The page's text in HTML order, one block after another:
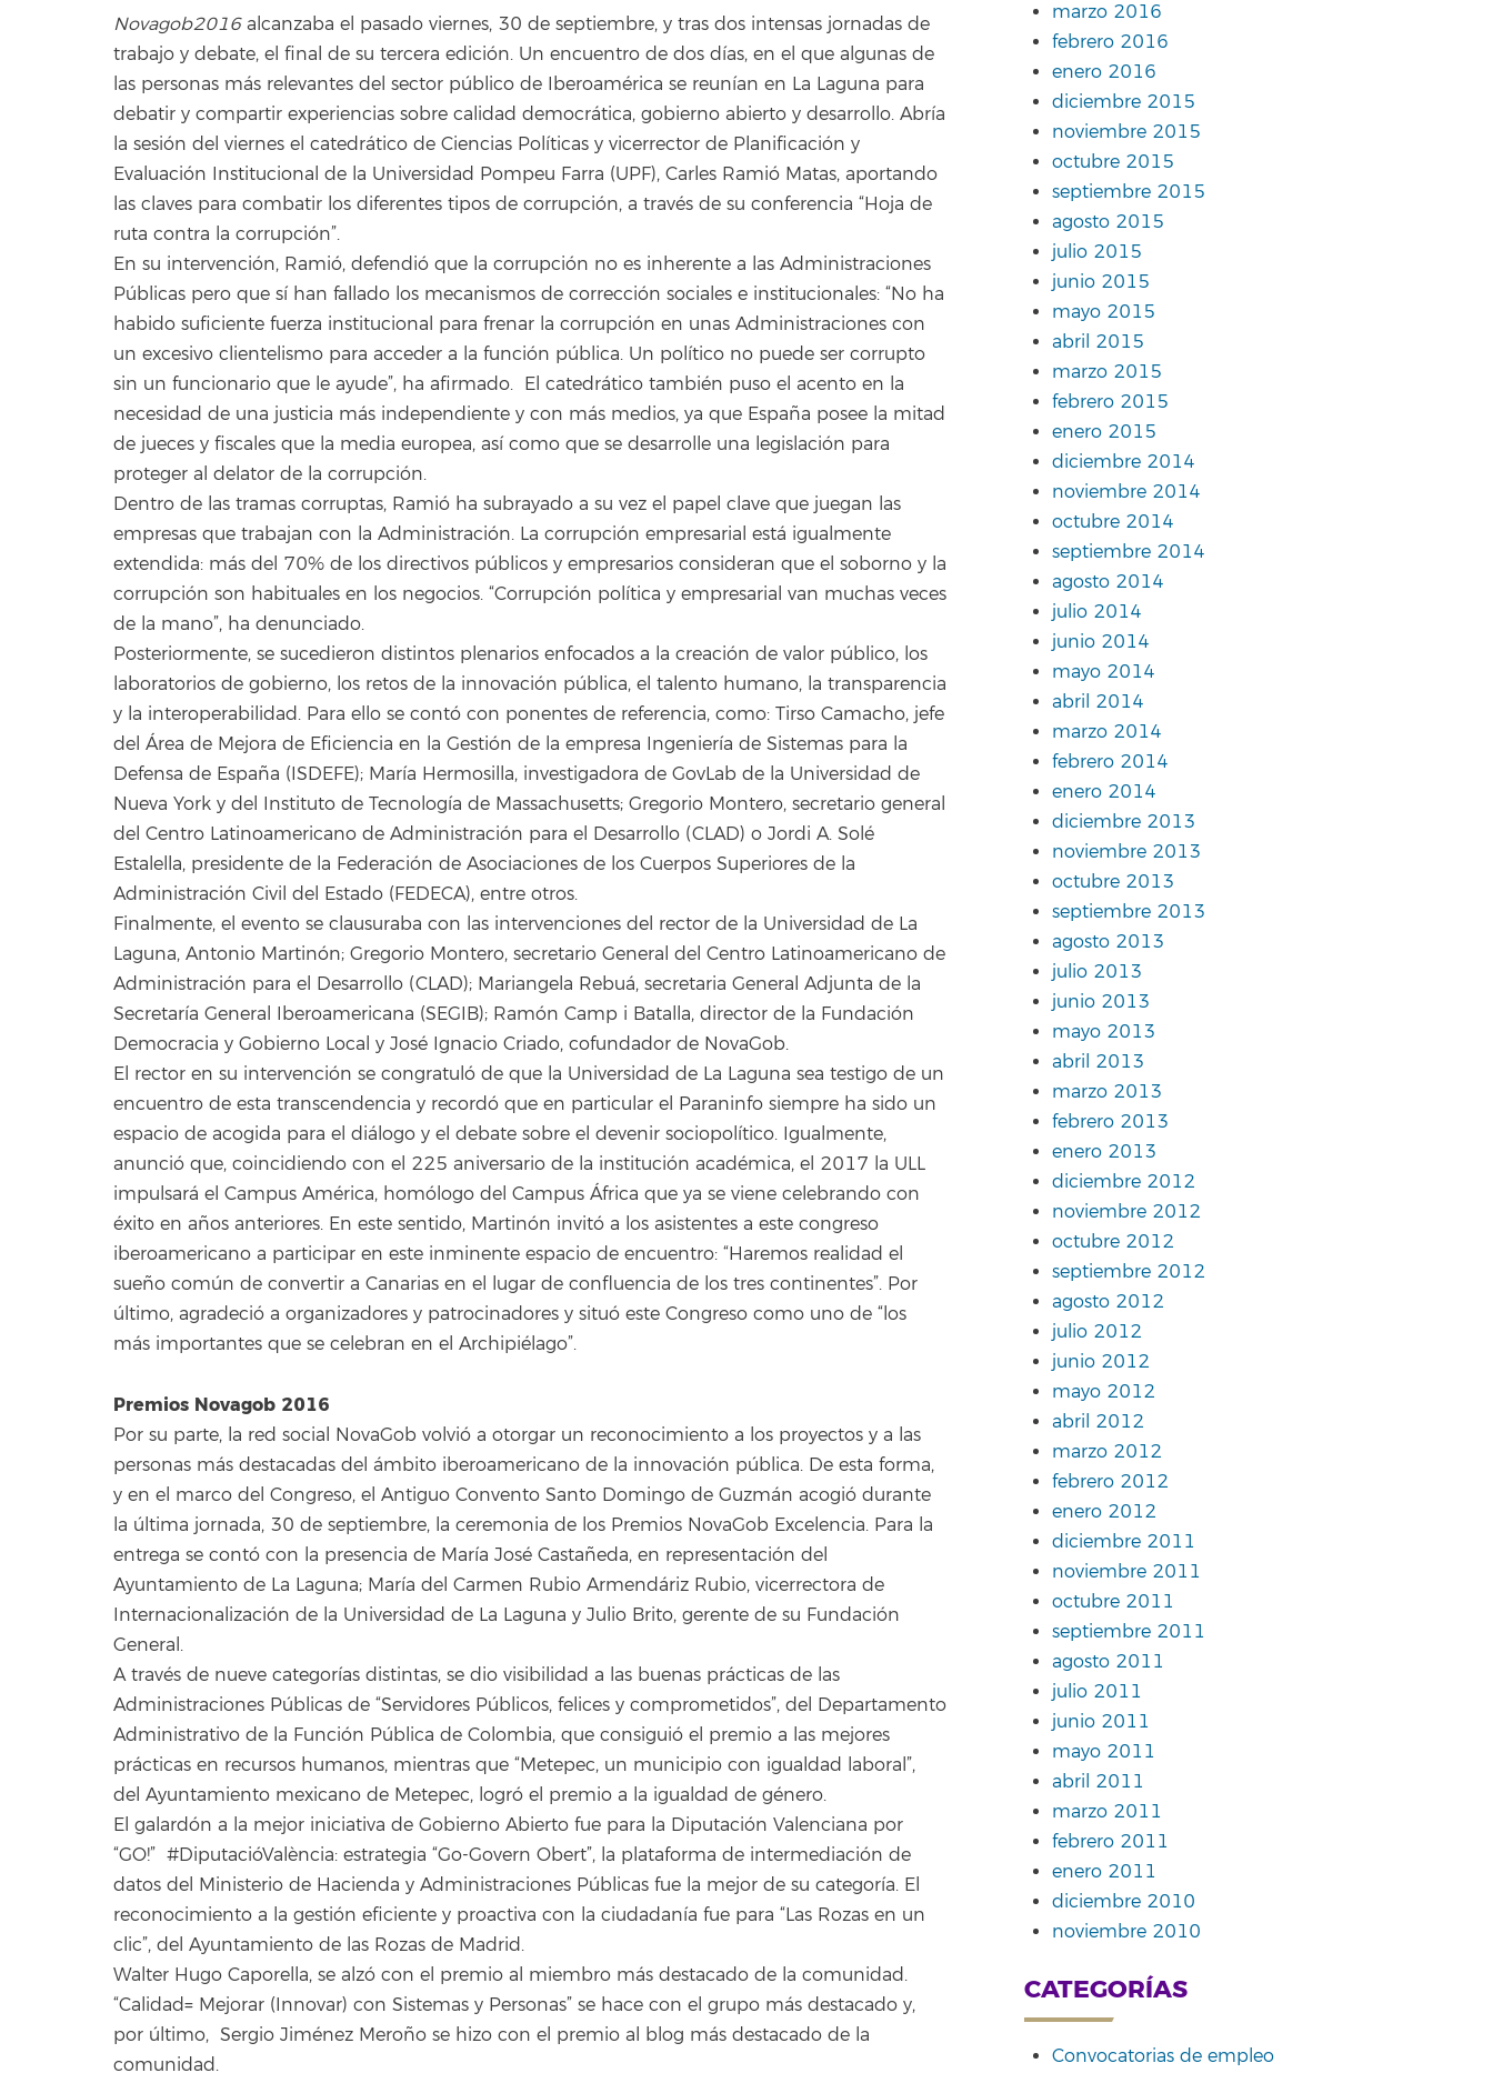
Novagob2016alcanzaba el pasado viernes, 30 de septiembre, y tras dos intensas jornadas de
trabajo y debate, el final de su tercera edición. Un encuentro de dos días, en el que algunas de
las personas más relevantes del sector público de Iberoamérica se reunían en La Laguna para
debatir y compartir experiencias sobre calidad democrática, gobierno abierto y desarrollo. Abría
la sesión del viernes el catedrático de Ciencias Políticas y vicerrector de Planificación y
Evaluación Institucional de la Universidad Pompeu Farra (UPF), Carles Ramió Matas, aportando
las claves para combatir los diferentes tipos de corrupción, a través de su conferencia “Hoja de
ruta contra la corrupción”.
En su intervención, Ramió, defendió que la corrupción no es inherente a las Administraciones
Públicas pero que sí han fallado los mecanismos de corrección sociales e institucionales: “No ha
habido suficiente fuerza institucional para frenar la corrupción en unas Administraciones con
un excesivo clientelismo para acceder a la función pública. Un político no puede ser corrupto
sin un funcionario que le ayude”, ha afirmado. El catedrático también puso el acento en la
necesidad de una justicia más independiente y con más medios, ya que España posee la mitad
de jueces y fiscales que la media europea, así como que se desarrolle una legislación para
proteger al delator de la corrupción.
Dentro de las tramas corruptas, Ramió ha subrayado a su vez el papel clave que juegan las
empresas que trabajan con la Administración. La corrupción empresarial está igualmente
extendida: más del 70% de los directivos públicos y empresarios consideran que el soborno y la
corrupción son habituales en los negocios. “Corrupción política y empresarial van muchas veces
de la mano”, ha denunciado.
Posteriormente, se sucedieron distintos plenarios enfocados a la creación de valor público, los
laboratorios de gobierno, los retos de la innovación pública, el talento humano, la transparencia
y la interoperabilidad. Para ello se contó con ponentes de referencia, como: Tirso Camacho, jefe
del Área de Mejora de Eficiencia en la Gestión de la empresa Ingeniería de Sistemas para la
Defensa de España (ISDEFE); María Hermosilla, investigadora de GovLab de la Universidad de
Nueva York y del Instituto de Tecnología de Massachusetts; Gregorio Montero, secretario general
del Centro Latinoamericano de Administración para el Desarrollo (CLAD) o Jordi A. Solé
Estalella, presidente de la Federación de Asociaciones de los Cuerpos Superiores de la
Administración Civil del Estado (FEDECA), entre otros.
Finalmente, el evento se clausuraba con las intervenciones del rector de la Universidad de La
Laguna, Antonio Martinón; Gregorio Montero, secretario General del Centro Latinoamericano de
Administración para el Desarrollo (CLAD); Mariangela Rebuá, secretaria General Adjunta de la
Secretaría General Iberoamericana (SEGIB); Ramón Camp i Batalla, director de la Fundación
Democracia y Gobierno Local y José Ignacio Criado, cofundador de NovaGob.
El rector en su intervención se congratuló de que la Universidad de La Laguna sea testigo de un
encuentro de esta transcendencia y recordó que en particular el Paraninfo siempre ha sido un
espacio de acogida para el diálogo y el debate sobre el devenir sociopolítico. Igualmente,
anunció que, coincidiendo con el 225 aniversario de la institución académica, el 2017 la ULL
impulsará el Campus América, homólogo del Campus África que ya se viene celebrando con
éxito en años anteriores. En este sentido, Martinón invitó a los asistentes a este congreso
iberoamericano a participar en este inminente espacio de encuentro: “Haremos realidad el
sueño común de convertir a Canarias en el lugar de confluencia de los tres continentes”. Por
último, agradeció a organizadores y patrocinadores y situó este Congreso como uno de “los
más importantes que se celebran en el Archipiélago”.
Premios Novagob 2016
Por su parte, la red social NovaGob volvió a otorgar un reconocimiento a los proyectos y a las
personas más destacadas del ámbito iberoamericano de la innovación pública. De esta forma,
y en el marco del Congreso, el Antiguo Convento Santo Domingo de Guzmán acogió durante
la última jornada, 30 de septiembre, la ceremonia de los Premios NovaGob Excelencia. Para la
entrega se contó con la presencia de María José Castañeda, en representación del
Ayuntamiento de La Laguna; María del Carmen Rubio Armendáriz Rubio, vicerrectora de
Internacionalización de la Universidad de La Laguna y Julio Brito, gerente de su Fundación
General.
A través de nueve categorías distintas, se dio visibilidad a las buenas prácticas de las
Administraciones Públicas de “Servidores Públicos, felices y comprometidos”, del Departamento
Administrativo de la Función Pública de Colombia, que consiguió el premio a las mejores
prácticas en recursos humanos, mientras que “Metepec, un municipio con igualdad laboral”,
del Ayuntamiento mexicano de Metepec, logró el premio a la igualdad de género.
El galardón a la mejor iniciativa de Gobierno Abierto fue para la Diputación Valenciana por
“GO!” #DiputacióValència: estrategia “Go-Govern Obert”, la plataforma de intermediación de
datos del Ministerio de Hacienda y Administraciones Públicas fue la mejor de su categoría. El
reconocimiento a la gestión eficiente y proactiva con la ciudadanía fue para “Las Rozas en un
clic”, del Ayuntamiento de las Rozas de Madrid.
Walter Hugo Caporella, se alzó con el premio al miembro más destacado de la comunidad.
“Calidad= Mejorar (Innovar) con Sistemas y Personas” se hace con el grupo más destacado y,
por último, Sergio Jiménez Meroño se hizo con el premio al blog más destacado de la
comunidad.
marzo 2016
febrero 2016
enero 2016
diciembre 2015
noviembre 2015
octubre 2015
septiembre 2015
agosto 2015
julio 2015
junio 2015
mayo 2015
abril 2015
marzo 2015
febrero 2015
enero 2015
diciembre 2014
noviembre 2014
octubre 2014
septiembre 2014
agosto 2014
julio 2014
junio 2014
mayo 2014
abril 2014
marzo 2014
febrero 2014
enero 2014
diciembre 2013
noviembre 2013
octubre 2013
septiembre 2013
agosto 2013
julio 2013
junio 2013
mayo 2013
abril 2013
marzo 2013
febrero 2013
enero 2013
diciembre 2012
noviembre 2012
octubre 2012
septiembre 2012
agosto 2012
julio 2012
junio 2012
mayo 2012
abril 2012
marzo 2012
febrero 2012
enero 2012
diciembre 2011
noviembre 2011
octubre 2011
septiembre 2011
agosto 2011
julio 2011
junio 2011
mayo 2011
abril 2011
marzo 2011
febrero 2011
enero 2011
diciembre 2010
noviembre 2010
CATEGORÍAS
Convocatorias de empleo